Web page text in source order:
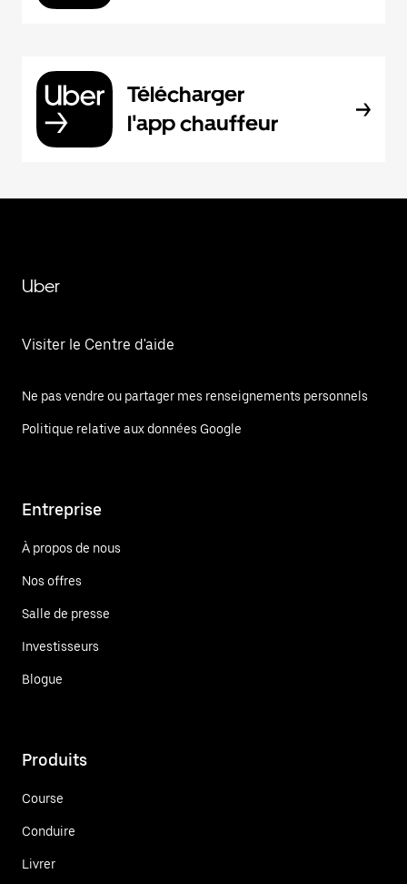
Télécharger
l'app chauffeur
Uber
Visiter le Centre d'aide
Ne pas vendre ou partager mes renseignements personnels
Politique relative aux données Google
Entreprise
À propos de nous
Nos offres
Salle de presse
Investisseurs
Blogue
Produits
Course
Conduire
Livrer